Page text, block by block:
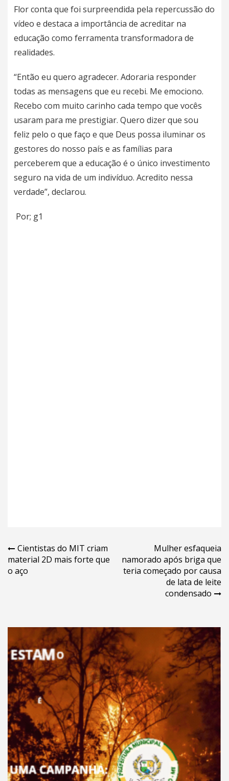
Flor conta que foi surpreendida pela repercussão do
vídeo e destaca a importância de acreditar na
educação como ferramenta transformadora de
realidades.
“Então eu quero agradecer. Adoraria responder
todas as mensagens que eu recebi. Me emociono.
Recebo com muito carinho cada tempo que vocês
usaram para me prestigiar. Quero dizer que sou
feliz pelo o que faço e que Deus possa iluminar os
gestores do nosso país e as famílias para
perceberem que a educação é o único investimento
seguro na vida de um indivíduo. Acredito nessa
verdade”, declarou.
Por; g1
Navegação
de
Cientistas do MIT criam
material 2D mais forte que
o aço
Mulher esfaqueia
namorado após briga que
teria começado por causa
de lata de leite
condensado